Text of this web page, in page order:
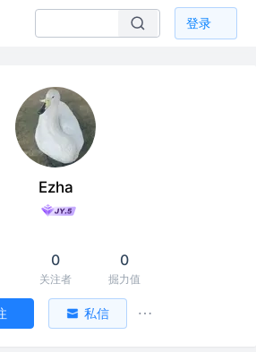
登录
Ezha
0
关注者
0
掘力值
私信